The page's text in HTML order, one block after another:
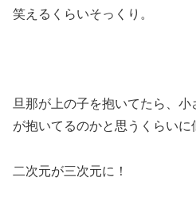
笑えるくらいそっくり。
旦那が上の子を抱いてたら、
が抱いてるのかと思うくらいに
二次元が三次元に！